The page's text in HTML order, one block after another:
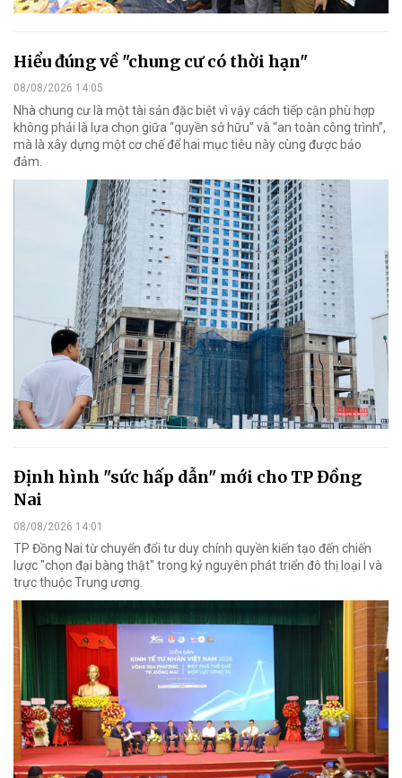
Hiểu đúng về "chung cư có thời hạn"
08/08/2026 14:05
Nhà chung cư là một tài sản đặc biệt vì vậy cách tiếp cận phù hợp
không phải là lựa chọn giữa “quyền sở hữu” và “an toàn công trình”,
mà là xây dựng một cơ chế để hai mục tiêu này cùng được bảo
đảm.
Định hình "sức hấp dẫn" mới cho TP Đồng
Nai
08/08/2026 14:01
TP Đồng Nai từ chuyển đổi tư duy chính quyền kiến tạo đến chiến
lược "chọn đại bàng thật" trong kỷ nguyên phát triển đô thị loại I và
trực thuộc Trung ương.